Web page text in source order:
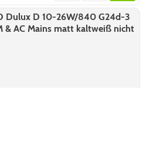
Dulux D 10-26W/840 G24d-3
& AC Mains matt kaltweiß nicht